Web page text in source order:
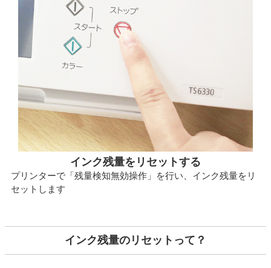
インク残量をリセットする
プリンターで「残量検知無効操作」を行い、インク残量をリ
セットします
インク残量のリセットって？